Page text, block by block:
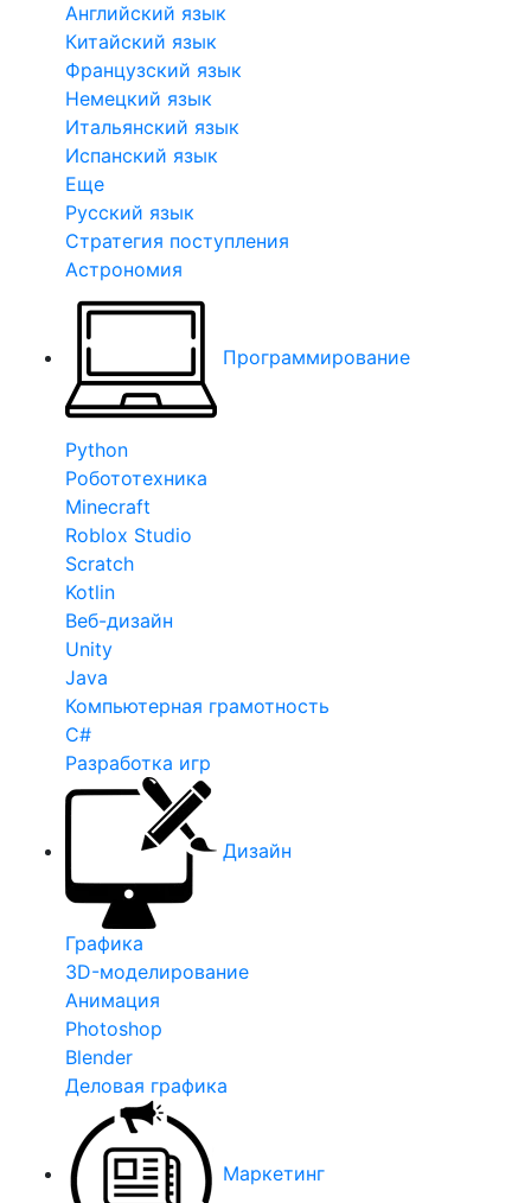
Английский язык
Китайский язык
Французский язык
Немецкий язык
Итальянский язык
Испанский язык
Еще
Русский язык
Стратегия поступления
Астрономия
Программирование
Python
Робототехника
Minecraft
Roblox Studio
Scratch
Kotlin
Веб-дизайн
Unity
Java
Компьютерная грамотность
C#
Разработка игр
Дизайн
Графика
3D-моделирование
Анимация
Photoshop
Blender
Деловая графика
Маркетинг